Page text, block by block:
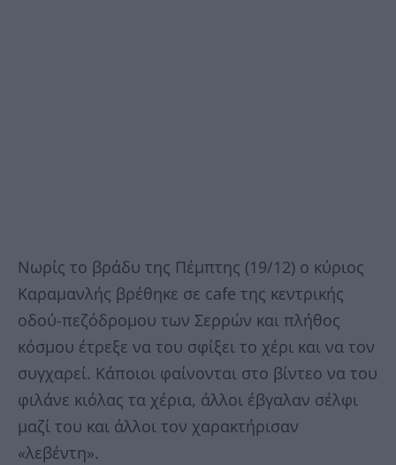
Νωρίς το βράδυ της Πέμπτης (19/12) ο κύριος
Καραμανλής βρέθηκε σε cafe της κεντρικής
οδού-πεζόδρομου των Σερρών και πλήθος
κόσμου έτρεξε να του σφίξει το χέρι και να τον
συγχαρεί. Κάποιοι φαίνονται στο βίντεο να του
φιλάνε κιόλας τα χέρια, άλλοι έβγαλαν σέλφι
μαζί του και άλλοι τον χαρακτήρισαν
«λεβέντη».